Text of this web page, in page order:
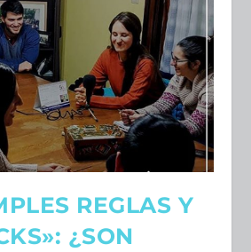
REGLAS Y
¿SON